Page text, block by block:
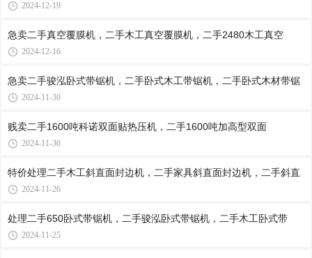
2024-12-19
急卖二手真空覆膜机，二手木工真空覆膜机，二手2480木工真空
2024-12-16
急卖二手骏泓卧式带锯机，二手卧式木工带锯机，二手卧式木材带锯
2024-11-30
贱卖二手1600吨科诺双面贴热压机，二手1600吨加高型双面
2024-11-30
特价处理二手木工斜直面封边机，二手家具斜直面封边机，二手斜直
2024-11-26
处理二手650卧式带锯机，二手骏泓卧式带锯机，二手木工卧式带
2024-11-25